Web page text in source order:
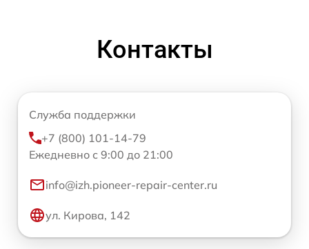
Контакты
Служба поддержки
+7 (800) 101-14-79
Ежедневно с 9:00 до 21:00
info@izh.pioneer-repair-center.ru
ул. Кирова, 142